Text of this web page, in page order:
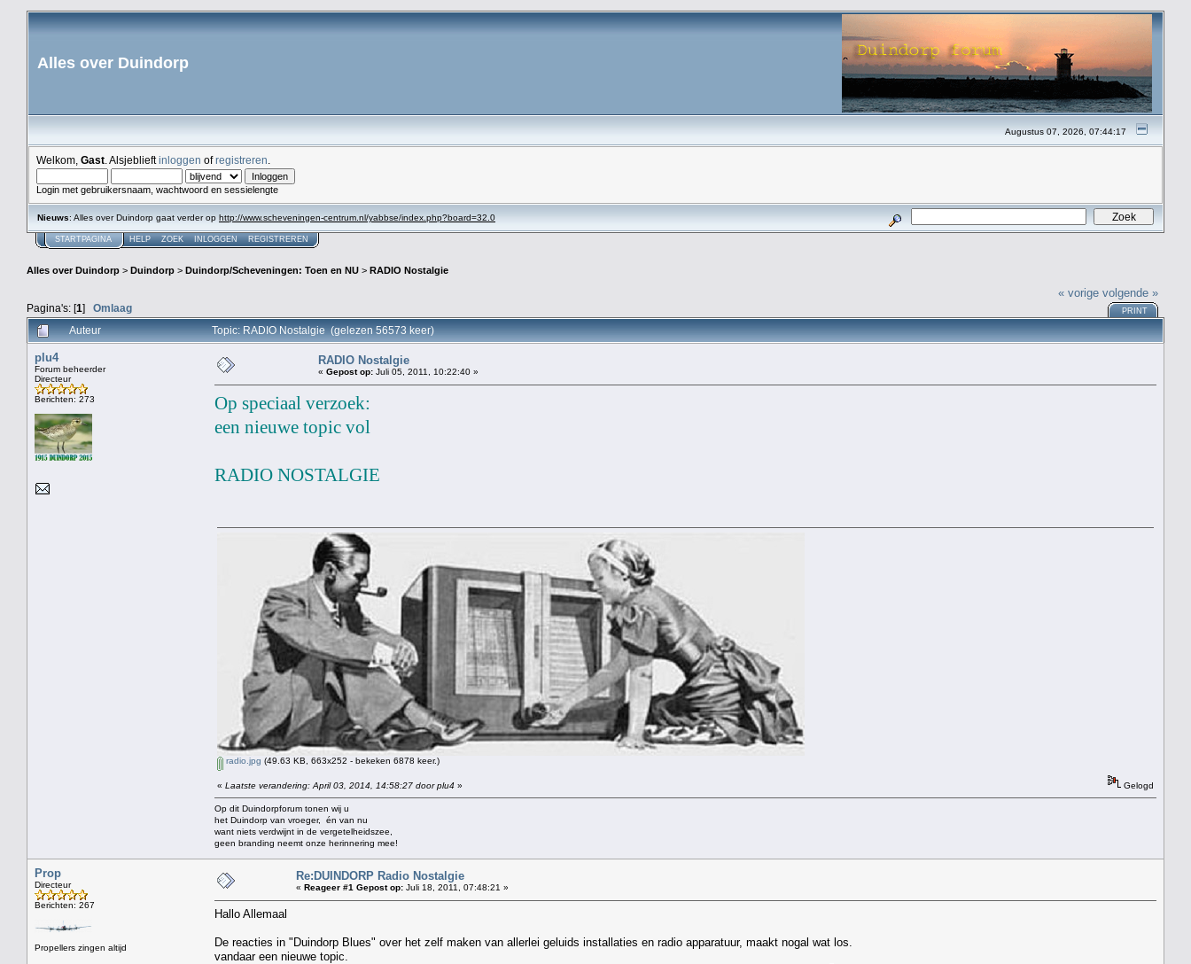
Alles over Duindorp
Augustus 07, 2026, 07:44:17
Welkom, Gast . Alsjeblieftinloggen ofregistreren
Login met gebruikersnaam, wachtwoord en sessielengte
Nieuws: Alles over Duindorp gaat verder op http://www.scheveningen-centrum.nl/yabbse/index.php?board=32.0
STARTPAGINA HELP ZOEK INLOGGEN REGISTREREN
Alles over Duindorp > Duindorp > Duindorp/Scheveningen: Toen en NU > RADIO Nostalgie
Pagina's: [1] Omlaag
« vorige volgende »
PRINT
Auteur Topic: RADIO Nostalgie (gelezen 56573 keer)
plu4
Forum beheerder
Directeur
Berichten: 273
RADIO Nostalgie
« Gepost op: Juli 05, 2011, 10:22:40 »
Op speciaal verzoek:
een nieuwe topic vol
RADIO NOSTALGIE
radio.jpg (49.63 KB, 663x252 - bekeken 6878 keer.)
« Laatste verandering: April 03, 2014, 14:58:27 door plu4 » Gelogd
Op dit Duindorpforum tonen wij u
het Duindorp van vroeger, én van nu
want niets verdwijnt in de vergetelheidszee,
geen branding neemt onze herinnering mee!
Prop
Directeur
Berichten: 267
Propellers zingen altijd
Re:DUINDORP Radio Nostalgie
« Reageer #1 Gepost op: Juli 18, 2011, 07:48:21 »
Hallo Allemaal
De reacties in "Duindorp Blues" over het zelf maken van allerlei geluids installaties en radio apparatuur, maakt nogal wat los.
vandaar een nieuwe topic.